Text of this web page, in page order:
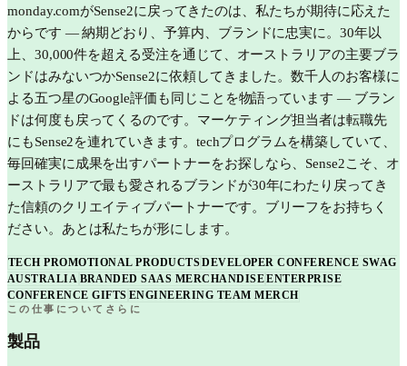
monday.comがSense2に戻ってきたのは、私たちが期待に応えた
からです — 納期どおり、予算内、ブランドに忠実に。30年以
上、30,000件を超える受注を通じて、オーストラリアの主要ブラ
ンドはみないつかSense2に依頼してきました。数千人のお客様に
よる五つ星のGoogle評価も同じことを物語っています — ブラン
ドは何度も戻ってくるのです。マーケティング担当者は転職先
にもSense2を連れていきます。techプログラムを構築していて、
毎回確実に成果を出すパートナーをお探しなら、Sense2こそ、オ
ーストラリアで最も愛されるブランドが30年にわたり戻ってき
た信頼のクリエイティブパートナーです。ブリーフをお持ちく
ださい。あとは私たちが形にします。
TECH PROMOTIONAL PRODUCTSDEVELOPER CONFERENCE SWAG
AUSTRALIA BRANDED SAAS MERCHANDISEENTERPRISE
CONFERENCE GIFTS ENGINEERING TEAM MERCH
この仕事についてさらに
製品